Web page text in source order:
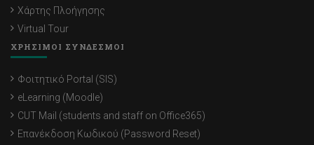
Χάρτης Πλοήγησης
Virtual Tour
ΧΡΗΣΙΜΟΙ ΣΥΝΔΕΣΜΟΙ
Φοιτητικό Portal (SIS)
eLearning (Moodle)
CUT Mail (students and staff on Office365)
Επανέκδοση Κωδικού (Password Reset)